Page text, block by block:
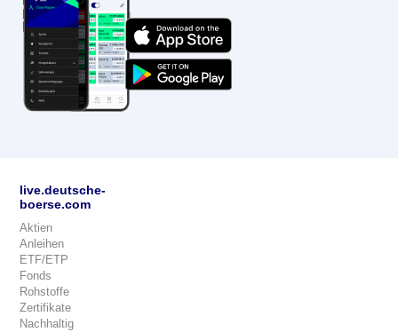
live.deutsche-
boerse.com
Aktien
Anleihen
ETF/ETP
Fonds
Rohstoffe
Zertifikate
Nachhaltig